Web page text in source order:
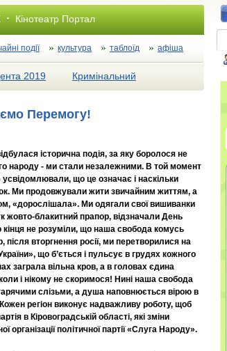
Кінотеатр Портал
події культура таблоїд афіша
2019
Кримінальний
Перемогу!
історична подія, за яку боролося не
народу - ми стали незалежними. В той момент
усвідомлювали, що це означає і наскільки
Ми продовжували жити звичайним життям, а
«дорослішала». Ми одягали свої вишиванки
жовто-блакитний прапор, відзначали День
кінця не розуміли, що наша свобода комусь
після вторгнення росії, ми перетворилися на
що б’ється і пульсує в грудях кожного
заграла вільна кров, а в головах єдина
і нікому не скоримося! Нині наша свобода
слізьми, а душа наповнюється вірою в
регіон виконує надважливу роботу, щоб
в Кіровоградській області, які зміни
політичної партії «Слуга Народу».